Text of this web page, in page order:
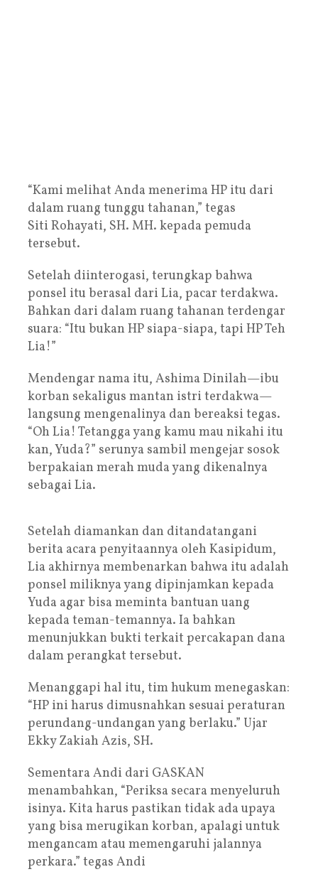
“Kami melihat Anda menerima HP itu dari
dalam ruang tunggu tahanan,” tegas
Siti Rohayati, SH. MH. kepada pemuda
tersebut.
Setelah diinterogasi, terungkap bahwa
ponsel itu berasal dari Lia, pacar terdakwa.
Bahkan dari dalam ruang tahanan terdengar
suara: “Itu bukan HP siapa-siapa, tapi HP Teh
Lia!”
Mendengar nama itu, Ashima Dinilah—ibu
korban sekaligus mantan istri terdakwa—
langsung mengenalinya dan bereaksi tegas.
“Oh Lia! Tetangga yang kamu mau nikahi itu
kan, Yuda?” serunya sambil mengejar sosok
berpakaian merah muda yang dikenalnya
sebagai Lia.
Setelah diamankan dan ditandatangani
berita acara penyitaannya oleh Kasipidum,
Lia akhirnya membenarkan bahwa itu adalah
ponsel miliknya yang dipinjamkan kepada
Yuda agar bisa meminta bantuan uang
kepada teman-temannya. Ia bahkan
menunjukkan bukti terkait percakapan dana
dalam perangkat tersebut.
Menanggapi hal itu, tim hukum menegaskan:
“HP ini harus dimusnahkan sesuai peraturan
perundang-undangan yang berlaku.” Ujar
Ekky Zakiah Azis, SH.
Sementara Andi dari GASKAN
menambahkan, “Periksa secara menyeluruh
isinya. Kita harus pastikan tidak ada upaya
yang bisa merugikan korban, apalagi untuk
mengancam atau memengaruhi jalannya
perkara.” tegas Andi